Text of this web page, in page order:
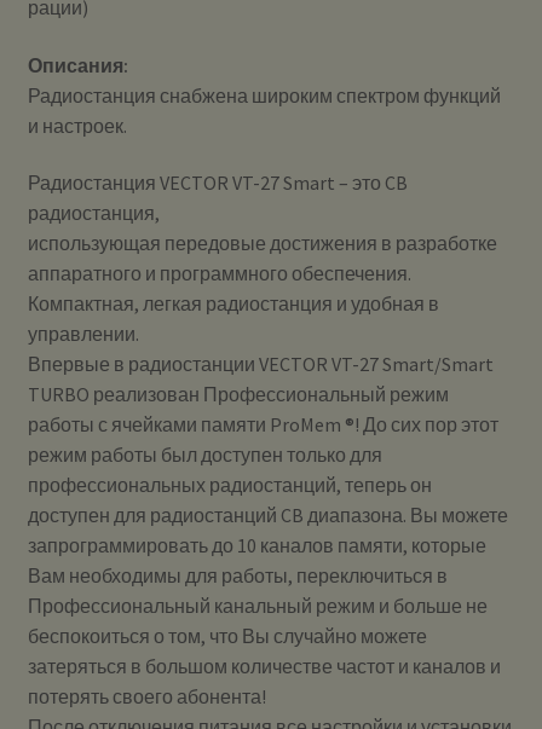
рации)
Описания:
Радиостанция снабжена широким спектром функций
и настроек.
Радиостанция VECTOR VT-27 Smart – это CB
радиостанция,
использующая передовые достижения в разработке
аппаратного и программного обеспечения.
Компактная, легкая радиостанция и удобная в
управлении.
Впервые в радиостанции VECTOR VT-27 Smart/Smart
TURBO реализован Профессиональный режим
работы с ячейками памяти ProMem ®! До сих пор этот
режим работы был доступен только для
профессиональных радиостанций, теперь он
доступен для радиостанций CB диапазона. Вы можете
запрограммировать до 10 каналов памяти, которые
Вам необходимы для работы, переключиться в
Профессиональный канальный режим и больше не
беспокоиться о том, что Вы случайно можете
затеряться в большом количестве частот и каналов и
потерять своего абонента!